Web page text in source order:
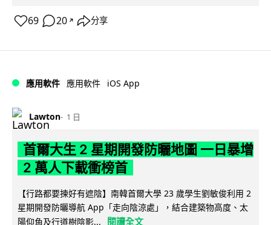
69 20 ↗ 分享
應用軟件 應用軟件 iOS App
Lawton 1 日
首爾大生 2 星期開發防曬地圖 一日暴增
2 萬人下載衝榜首
【行路都要揀好有遮陰】南韓首爾大學 23 歲學生劉敏俊利用 2
星期開發防曬導航 App「走向陰涼處」，結合建築物高度、太
陽仰角及行道樹陰影...
閱讀全文